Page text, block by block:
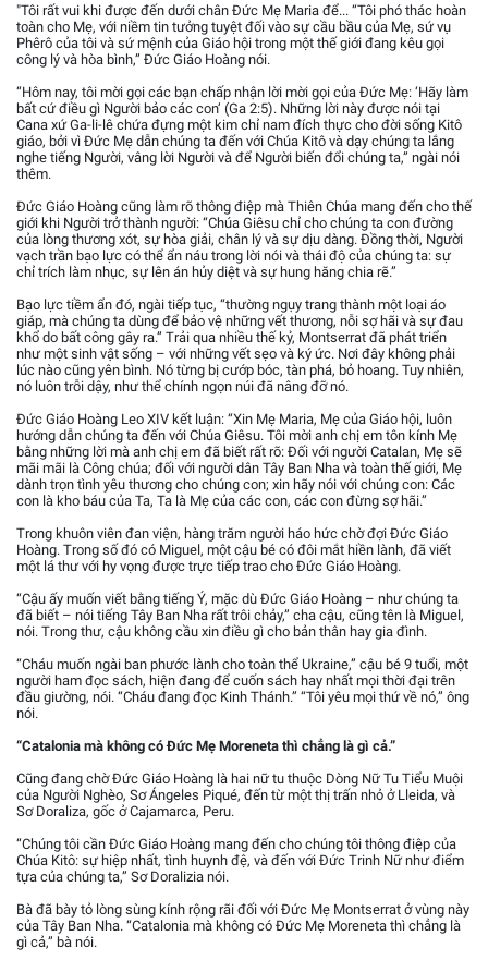
"Tôi rất vui khi được đến dưới chân Đức Mẹ Maria để... “Tôi phó thác hoàn
toàn cho Mẹ, với niềm tin tưởng tuyệt đối vào sự cầu bầu của Mẹ, sứ vụ
Phêrô của tôi và sứ mệnh của Giáo hội trong một thế giới đang kêu gọi
công lý và hòa bình,” Đức Giáo Hoàng nói.
“Hôm nay, tôi mời gọi các bạn chấp nhận lời mời gọi của Đức Mẹ: ‘Hãy làm
bất cứ điều gì Người bảo các con’ (Ga 2:5). Những lời này được nói tại
Cana xứ Ga-li-lê chứa đựng một kim chỉ nam đích thực cho đời sống Kitô
giáo, bởi vì Đức Mẹ dẫn chúng ta đến với Chúa Kitô và dạy chúng ta lắng
nghe tiếng Người, vâng lời Người và để Người biến đổi chúng ta,” ngài nói
thêm.
Đức Giáo Hoàng cũng làm rõ thông điệp mà Thiên Chúa mang đến cho thế
giới khi Người trở thành người: “Chúa Giêsu chỉ cho chúng ta con đường
của lòng thương xót, sự hòa giải, chân lý và sự dịu dàng. Đồng thời, Người
vạch trần bạo lực có thể ẩn náu trong lời nói và thái độ của chúng ta: sự
chỉ trích làm nhục, sự lên án hủy diệt và sự hung hăng chia rẽ.”
Bạo lực tiềm ẩn đó, ngài tiếp tục, “thường ngụy trang thành một loại áo
giáp, mà chúng ta dùng để bảo vệ những vết thương, nỗi sợ hãi và sự đau
khổ do bất công gây ra.” Trải qua nhiều thế kỷ, Montserrat đã phát triển
như một sinh vật sống – với những vết sẹo và ký ức. Nơi đây không phải
lúc nào cũng yên bình. Nó từng bị cướp bóc, tàn phá, bỏ hoang. Tuy nhiên,
nó luôn trỗi dậy, như thể chính ngọn núi đã nâng đỡ nó.
Đức Giáo Hoàng Leo XIV kết luận: “Xin Mẹ Maria, Mẹ của Giáo hội, luôn
hướng dẫn chúng ta đến với Chúa Giêsu. Tôi mời anh chị em tôn kính Mẹ
bằng những lời mà anh chị em đã biết rất rõ: Đối với người Catalan, Mẹ sẽ
mãi mãi là Công chúa; đối với người dân Tây Ban Nha và toàn thế giới, Mẹ
dành trọn tình yêu thương cho chúng con; xin hãy nói với chúng con: Các
con là kho báu của Ta, Ta là Mẹ của các con, các con đừng sợ hãi.”
Trong khuôn viên đan viện, hàng trăm người háo hức chờ đợi Đức Giáo
Hoàng. Trong số đó có Miguel, một cậu bé có đôi mắt hiền lành, đã viết
một lá thư với hy vọng được trực tiếp trao cho Đức Giáo Hoàng.
“Cậu ấy muốn viết bằng tiếng Ý, mặc dù Đức Giáo Hoàng – như chúng ta
đã biết – nói tiếng Tây Ban Nha rất trôi chảy,” cha cậu, cũng tên là Miguel,
nói. Trong thư, cậu không cầu xin điều gì cho bản thân hay gia đình.
“Cháu muốn ngài ban phước lành cho toàn thể Ukraine,” cậu bé 9 tuổi, một
người ham đọc sách, hiện đang để cuốn sách hay nhất mọi thời đại trên
đầu giường, nói. “Cháu đang đọc Kinh Thánh.” “Tôi yêu mọi thứ về nó,” ông
nói.
“Catalonia mà không có Đức Mẹ Moreneta thì chẳng là gì cả.”
Cũng đang chờ Đức Giáo Hoàng là hai nữ tu thuộc Dòng Nữ Tu Tiểu Muội
của Người Nghèo, Sơ Ángeles Piqué, đến từ một thị trấn nhỏ ở Lleida, và
Sơ Doraliza, gốc ở Cajamarca, Peru.
“Chúng tôi cần Đức Giáo Hoàng mang đến cho chúng tôi thông điệp của
Chúa Kitô: sự hiệp nhất, tình huynh đệ, và đến với Đức Trinh Nữ như điểm
tựa của chúng ta,” Sơ Doralizia nói.
Bà đã bày tỏ lòng sùng kính rộng rãi đối với Đức Mẹ Montserrat ở vùng này
của Tây Ban Nha. “Catalonia mà không có Đức Mẹ Moreneta thì chẳng là
gì cả,” bà nói.